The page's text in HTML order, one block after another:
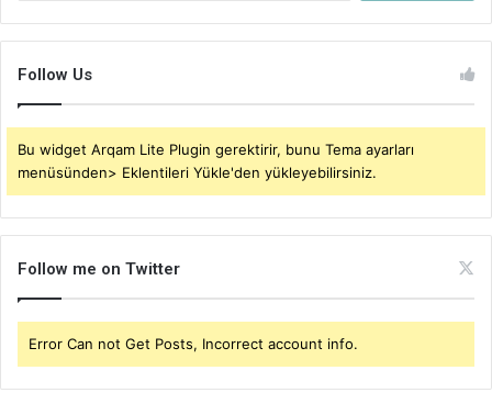
Follow Us
Bu widget Arqam Lite Plugin gerektirir, bunu Tema ayarları
menüsünden> Eklentileri Yükle'den yükleyebilirsiniz.
Follow me on Twitter
Error Can not Get Posts, Incorrect account info.